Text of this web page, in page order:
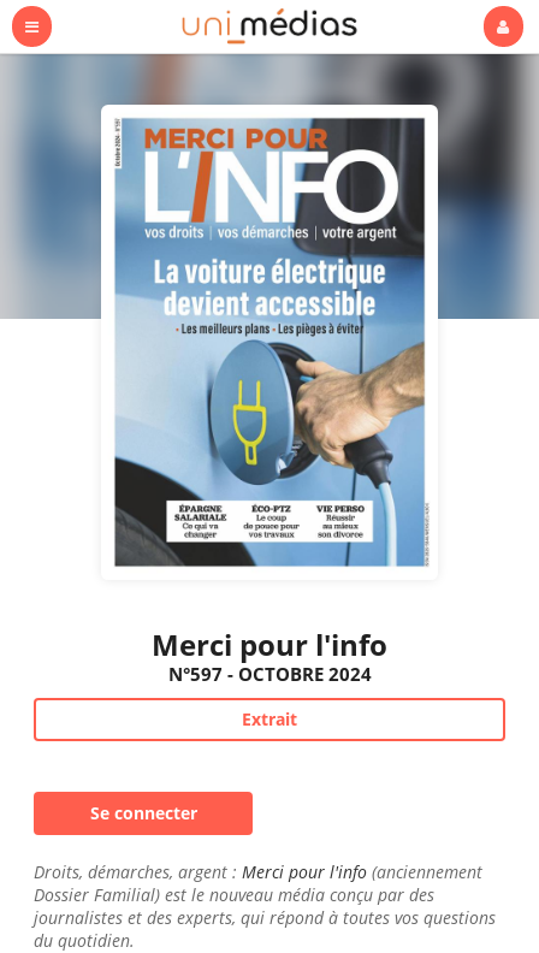
Merci pour l'info
N°597 - OCTOBRE 2024
Extrait
Se connecter
Droits, démarches, argent : Merci pour l'info (anciennement
Dossier Familial) est le nouveau média conçu par des
journalistes et des experts, qui répond à toutes vos questions
du quotidien.